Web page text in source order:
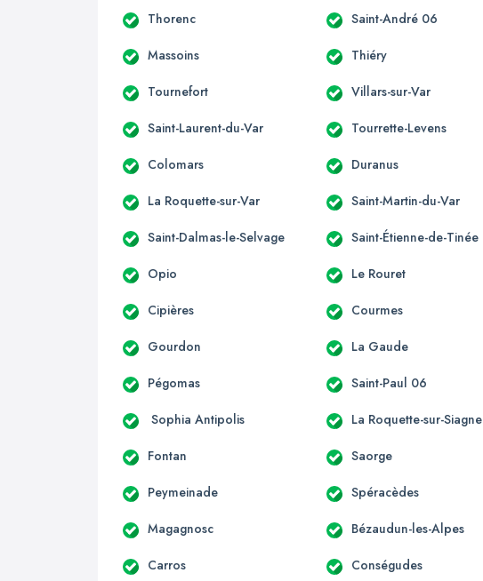
Thorenc Saint-André 06
Massoins Thiéry
Tournefort Villars-sur-Var
Saint-Laurent-du-Var Tourrette-Levens
Colomars Duranus
La Roquette-sur-Var Saint-Martin-du-Var
Saint-Dalmas-le-Selvage Saint-Étienne-de-Tinée
Opio Le Rouret
Cipières Courmes
Gourdon La Gaude
Pégomas Saint-Paul 06
Sophia Antipolis La Roquette-sur-Siagne
Fontan Saorge
Peymeinade Spéracèdes
Magagnosc Bézaudun-les-Alpes
Carros Conségudes